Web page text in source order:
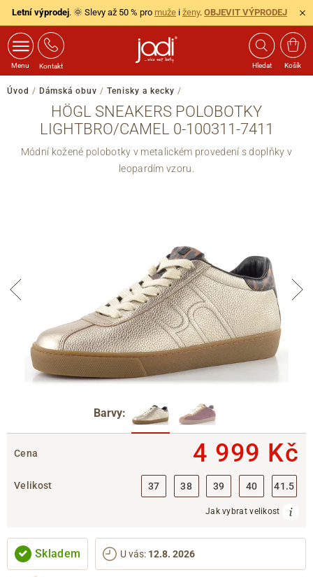
Letní výprodej. 🌞 Slevy až 50 % pro muže i ženy. OBJEVIT VÝPRODEJ
Menu Kontakt Hledat Košík
Úvod / Dámská obuv / Tenisky a kecky /
HÖGL SNEAKERS POLOBOTKY
LIGHTBRO/CAMEL 0-100311-7411
Módní kožené polobotky v metalickém provedení s doplňky v
leopardím vzoru.
Barvy:
Cena 4 999 Kč
Velikost 37 38 39 40 41.5
Jak vybrat velikost
Skladem U vás: 12.8. 2026